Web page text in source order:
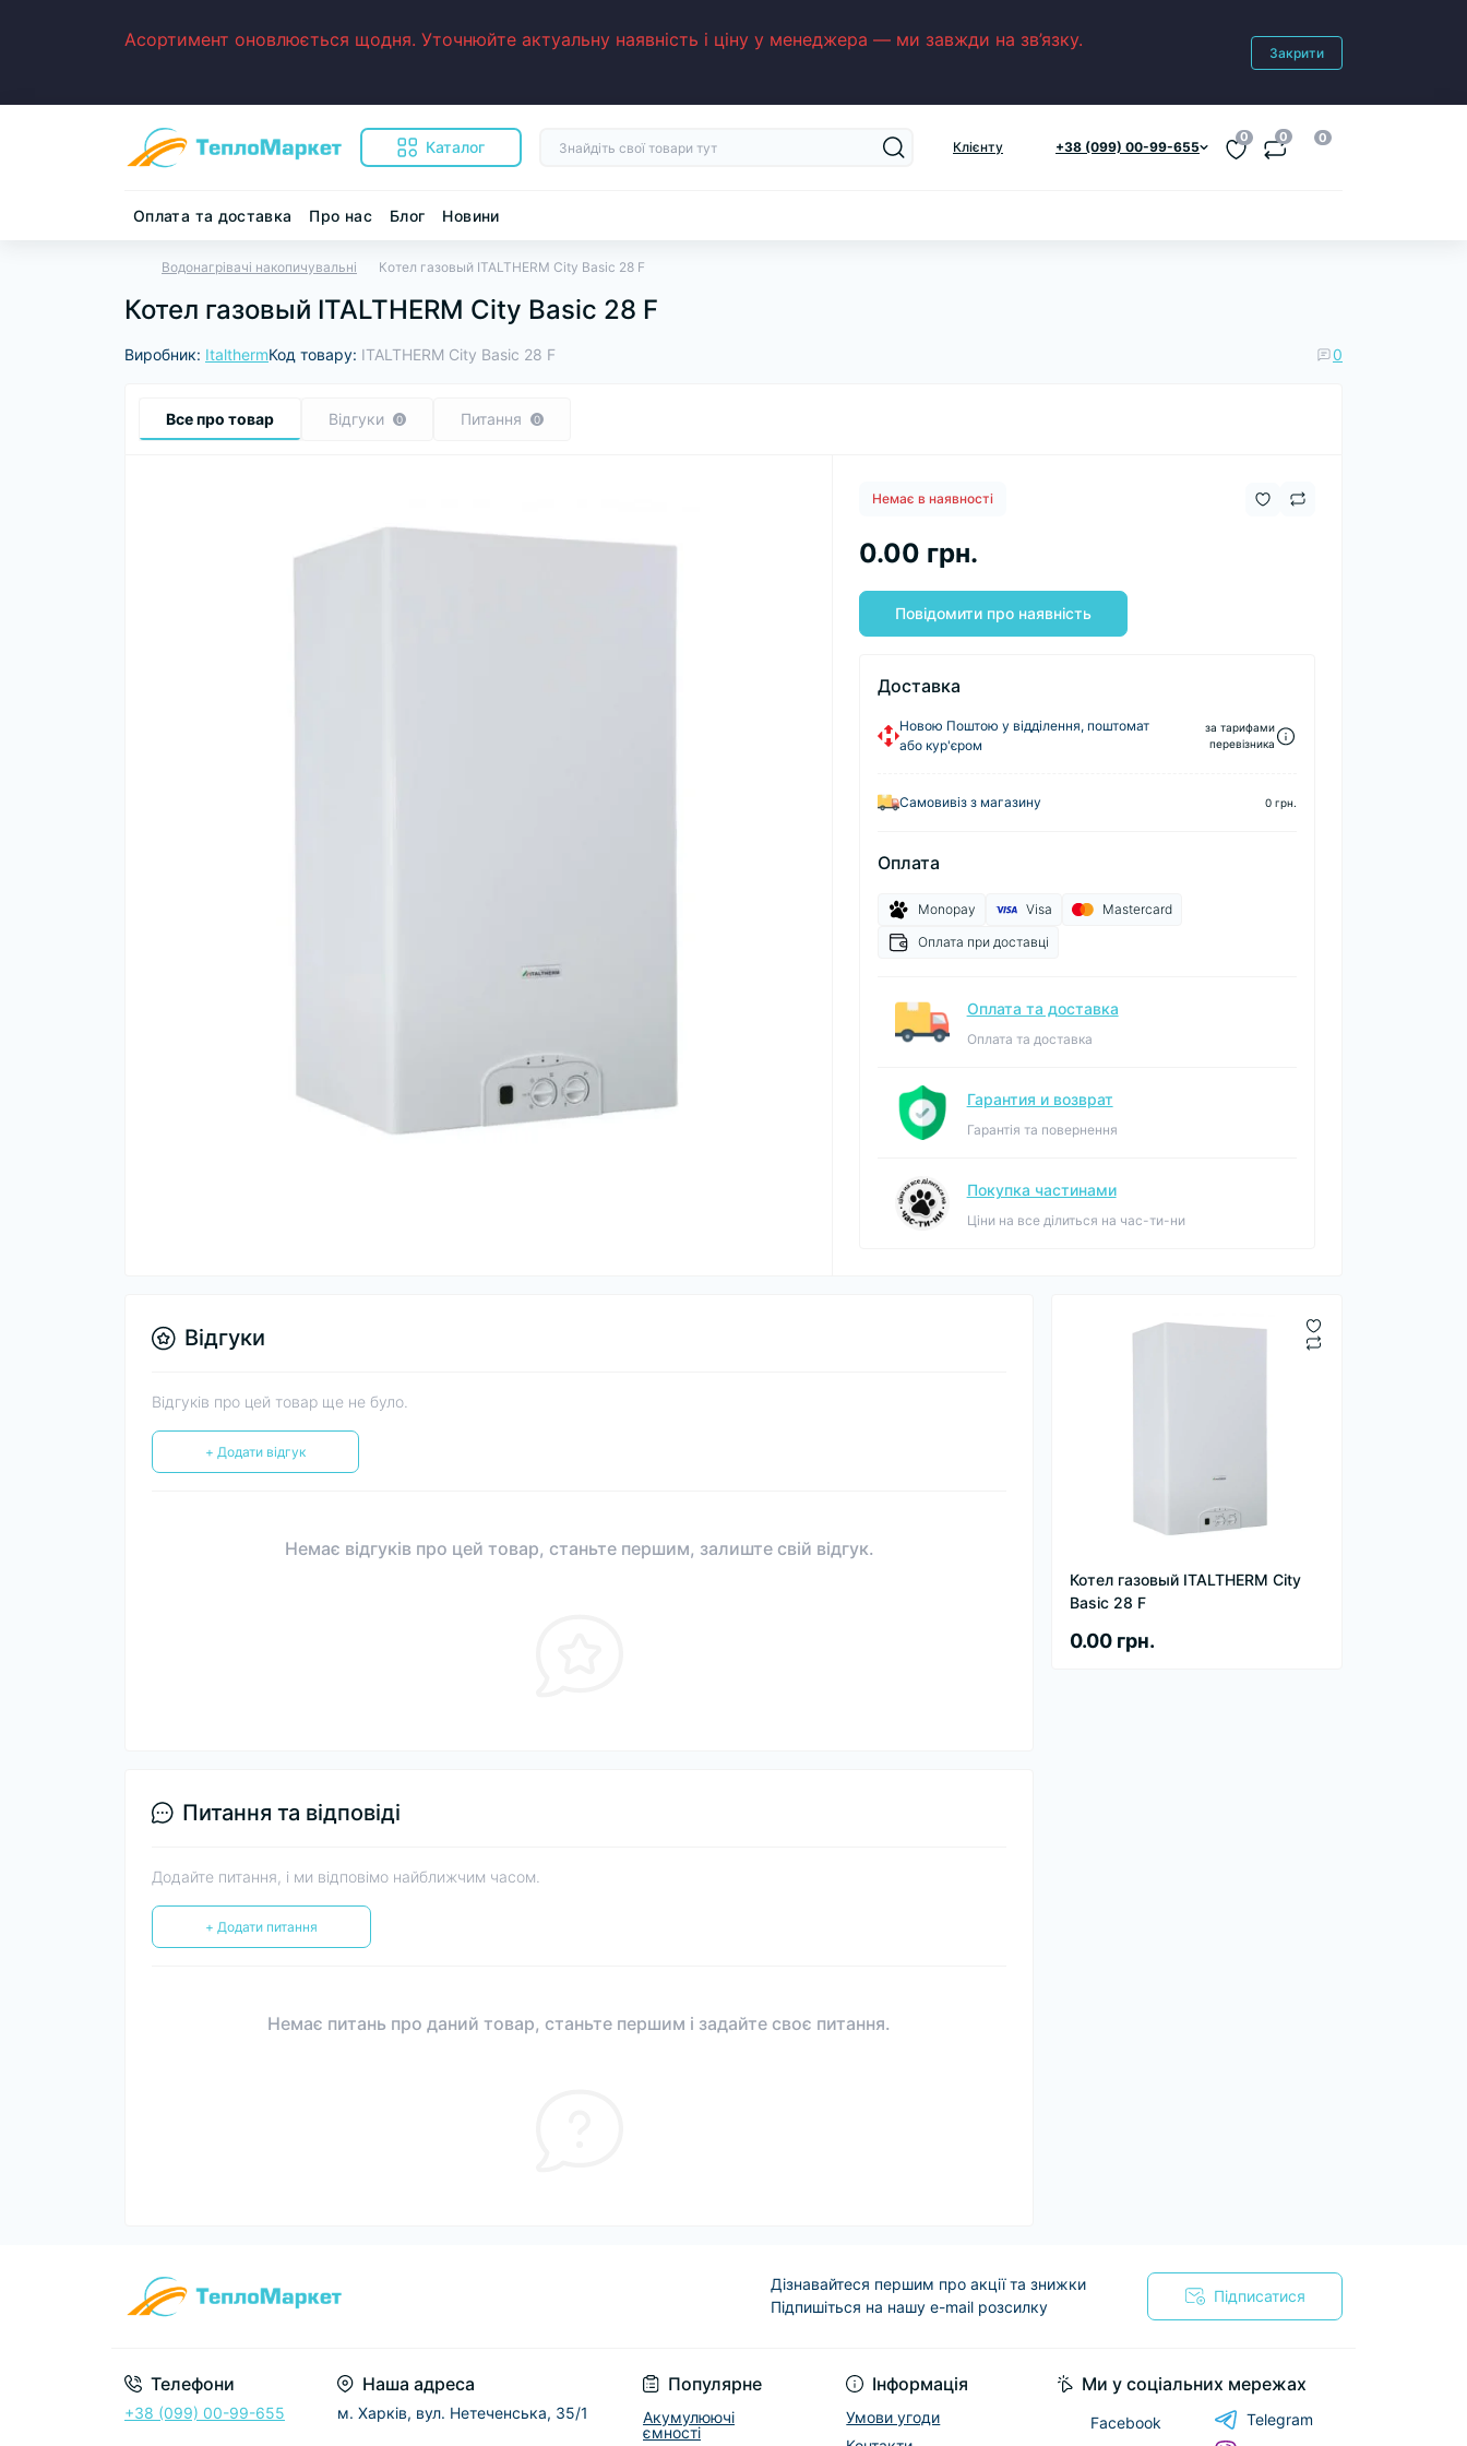
Асортимент оновлюється щодня. Уточнюйте актуальну наявність і ціну у менеджера — ми завжди на зв’язку.
Закрити
Каталог Клієнту +38 (099) 00-99-655
0 0 0
Оплата та доставка Про нас Блог Новини
Водонагрівачі накопичувальні Котел газовый ITALTHERM City Basic 28 F
Котел газовый ITALTHERM City Basic 28 F
Виробник: ItalthermКод товару: ITALTHERM City Basic 28 F 0
Все про товар Відгуки 0 Питання 0
Немає в наявності
0.00 грн.
Повідомити про наявність
Доставка
Новою Поштою у відділення, поштомат
або кур'єром
за тарифами
перевізника
Самовивіз з магазину 0 грн.
Оплата
Monopay Visa
Mastercard
Оплата при доставці
Оплата та доставка
Оплата та доставка
Гарантия и возврат
Гарантія та повернення
Покупка частинами
Ціни на все ділиться на час-ти-ни
Котел газовый ITALTHERM City
Basic 28 F
0.00 грн.
Відгуки
Відгуків про цей товар ще не було.
+ Додати відгук
Немає відгуків про цей товар, станьте першим, залиште свій відгук.
Питання та відповіді
Додайте питання, і ми відповімо найближчим часом.
+ Додати питання
Немає питань про даний товар, станьте першим і задайте своє питання.
Дізнавайтеся першим про акції та знижки
Підпишіться на нашу e-mail розсилку
Підписатися
Телефони
+38 (099) 00-99-655
Наша адреса
м. Харків, вул. Нетеченська, 35/1
Популярне
Акумулюючі
ємності
Інформація
Умови угоди
Ми у соціальних мережах
Facebook
Telegram